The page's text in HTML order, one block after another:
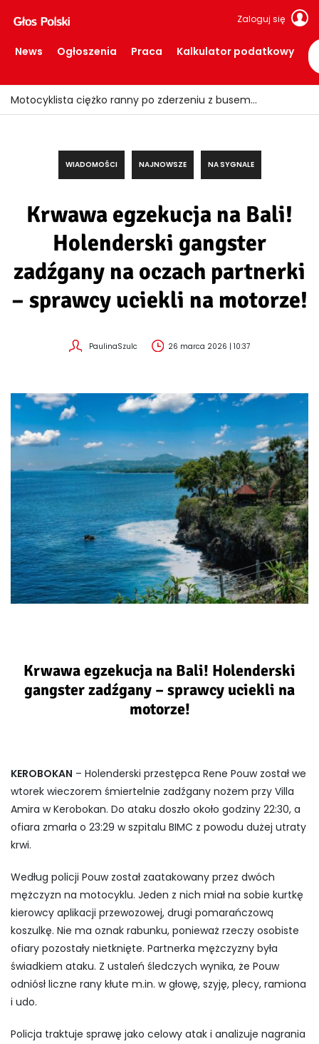
Zaloguj się
News Ogłoszenia Praca Kalkulator podatkowy
Ile trzeba zarabiać, aby spokojnie żyć w Holandii?
WIADOMOŚCI NAJNOWSZE NA SYGNALE
Krwawa egzekucja na Bali!
Holenderski gangster
zadźgany na oczach partnerki
– sprawcy uciekli na motorze!
PaulinaSzulc 26 marca 2026 | 10:37
Krwawa egzekucja na Bali! Holenderski
gangster zadźgany – sprawcy uciekli na
motorze!
KEROBOKAN – Holenderski przestępca Rene Pouw został we
wtorek wieczorem śmiertelnie zadźgany nożem przy Villa
Amira w Kerobokan. Do ataku doszło około godziny 22:30, a
ofiara zmarła o 23:29 w szpitalu BIMC z powodu dużej utraty
krwi.
Według policji Pouw został zaatakowany przez dwóch
mężczyzn na motocyklu. Jeden z nich miał na sobie kurtkę
kierowcy aplikacji przewozowej, drugi pomarańczową
koszulkę. Nie ma oznak rabunku, ponieważ rzeczy osobiste
ofiary pozostały nietknięte. Partnerka mężczyzny była
świadkiem ataku. Z ustaleń śledczych wynika, że Pouw
odniósł liczne rany kłute m.in. w głowę, szyję, plecy, ramiona
i udo.
Policja traktuje sprawę jako celowy atak i analizuje nagrania